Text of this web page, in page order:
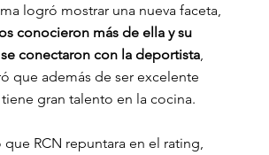
logró mostrar una nueva faceta,
conocieron más de ella y su
conectaron con la deportista
que además de ser excelente
gran talento en la cocina.
RCN repuntara en el rating,